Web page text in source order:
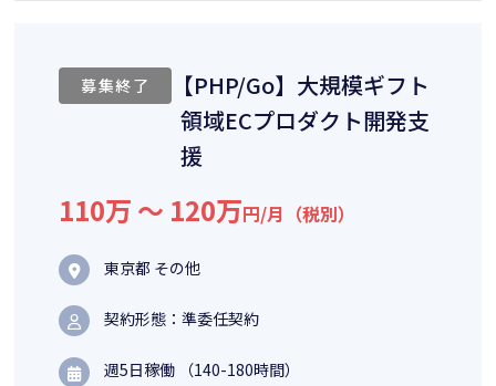
募集終了
【PHP/Go】大規模ギフト
領域ECプロダクト開発支
援
110万 〜 120万円/月（税別）
東京都 その他
契約形態：準委任契約
週5日稼働 （140-180時間）